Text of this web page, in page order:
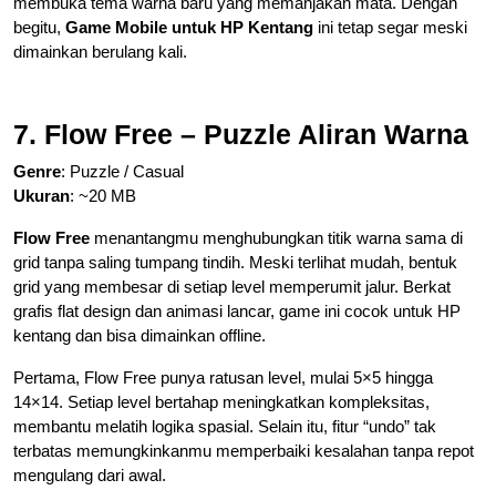
begitu, Game Mobile untuk HP Kentang ini tetap segar meski
dimainkan berulang kali.
7. Flow Free – Puzzle Aliran Warna
Genre: Puzzle / Casual
Ukuran: ~20 MB
Flow Free menantangmu menghubungkan titik warna sama di
grid tanpa saling tumpang tindih. Meski terlihat mudah, bentuk
grid yang membesar di setiap level memperumit jalur. Berkat
grafis flat design dan animasi lancar, game ini cocok untuk HP
kentang dan bisa dimainkan offline.
Pertama, Flow Free punya ratusan level, mulai 5×5 hingga
14×14. Setiap level bertahap meningkatkan kompleksitas,
membantu melatih logika spasial. Selain itu, fitur “undo” tak
terbatas memungkinkanmu memperbaiki kesalahan tanpa repot
mengulang dari awal.